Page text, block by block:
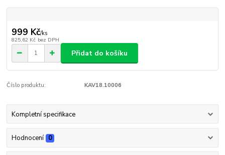
999 Kč/ks
825,62 Kč bez DPH
Přidat do košíku
Číslo produktu: KAV18.10006
Kompletní specifikace
Hodnocení 0